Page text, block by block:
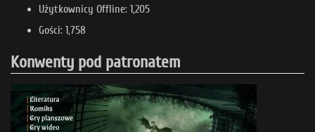
Użytkownicy Offline: 1,205
Gości: 1,758
Konwenty pod patronatem